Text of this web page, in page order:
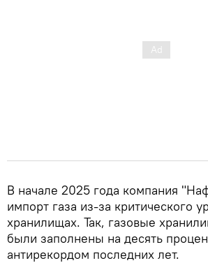
В начале 2025 года компания
импорт газа из-за критического
хранилищах. Так, газовые
были заполнены на десять
антирекордом последних лет.